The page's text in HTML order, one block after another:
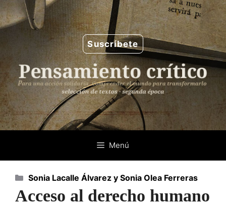
Saltar
al
contenido
Suscríbete
Menú
Acceso al derecho humano
Categorías
Sonia Lacalle Álvarez y Sonia Olea Ferreras